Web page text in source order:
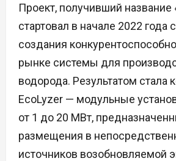
Проект, получивший название
стартовал в начале 2022 года
создания
рынке системы для
водорода. Результатом стала
EcoLyzer — модульные
от 1 до 20 МВт,
размещения в
источников возобновляемой